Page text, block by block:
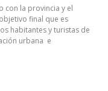
con la provincia y el
final que es
habitantes y turistas de
urbana e